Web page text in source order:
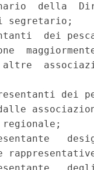
della
segretario;
dei
dei